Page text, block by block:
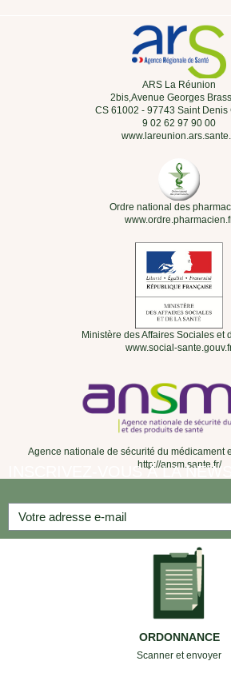
ARS La Réunion
2bis,Avenue Georges
CS 61002 - 97743 Saint Denis
9 02 62 97 90 00
Ordre national des
Ministère des Affaires Sociales et
www.social-
Agence nationale de sécurité du médicament
http://ansm.sante.fr/
INSCRIVEZ-VOUS À LA
ORDONNANCE
Scanner et envoyer